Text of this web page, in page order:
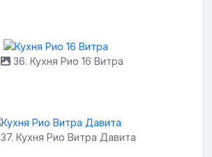
36. Кухня Рио 16 Витра
37. Кухня Рио Витра Давита